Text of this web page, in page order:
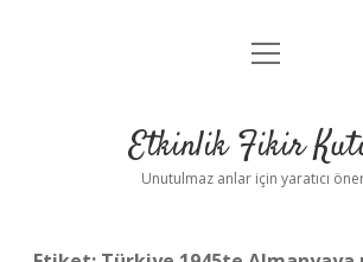
Anasayfa
Yasal Uyarı
menüyü
Etkinlik Fikir
Unutulmaz anlar için yaratıcı